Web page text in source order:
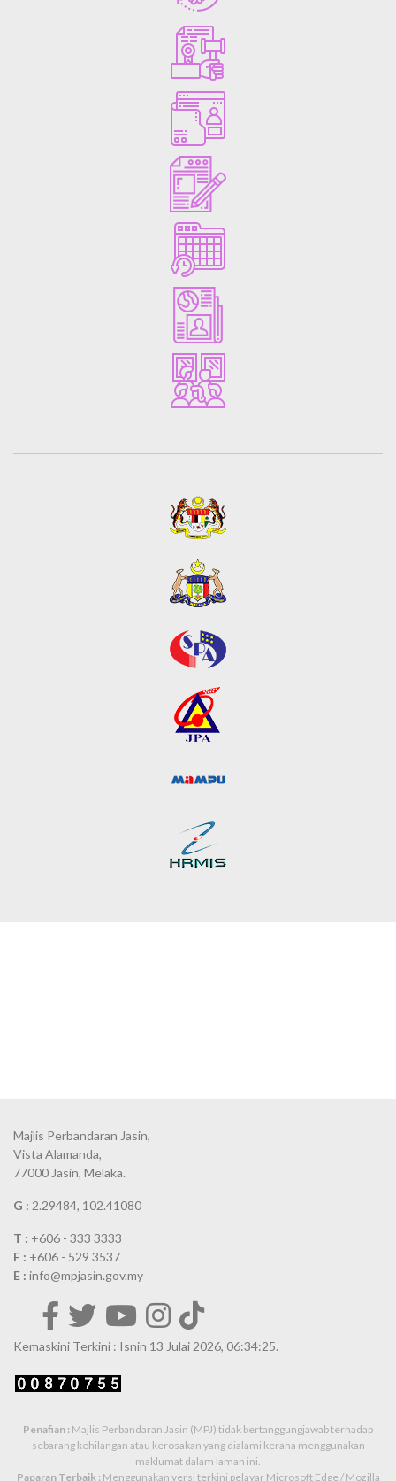
Majlis Perbandaran Jasin,
Vista Alamanda,
77000 Jasin, Melaka.
G : 2.29484, 102.41080
T : +606 - 333 3333
F : +606 - 529 3537
E : info@mpjasin.gov.my
Kemaskini Terkini : Isnin 13 Julai 2026, 06:34:25.
Penafian : Majlis Perbandaran Jasin (MPJ) tidak bertanggungjawab terhadap
sebarang kehilangan atau kerosakan yang dialami kerana menggunakan
maklumat dalam laman ini.
Paparan Terbaik : Menggunakan versi terkini pelayar Microsoft Edge / Mozilla